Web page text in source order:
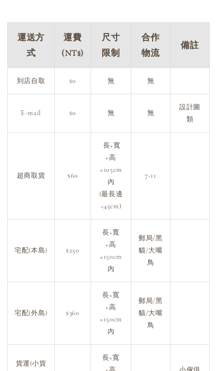
運送方
式
運費
(NT$)
尺寸
限制
合作
物流
備註
到店自取 $0 無 無
E-mail $0 無 無
設計圖
類
超商取貨 $60
長+寬
+高
=105cm
內
(最長邊
<45cm)
7-11
宅配(本島) $250
長+寬
+高
=150cm
內
郵局/黑
貓/大嘴
鳥
宅配(外島) $360
長+寬
+高
=150cm
內
郵局/黑
貓/大嘴
鳥
貨運(小貨
長+寬